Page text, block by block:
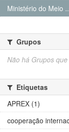
Ministério do Meio
Grupos
Não há Grupos
Etiquetas
APREX (1)
cooperação